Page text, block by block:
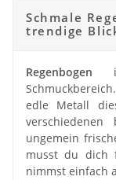
Schmale
trendige
Regenbogen
edle Metall
ungemein
musst du dich
nimmst einfach